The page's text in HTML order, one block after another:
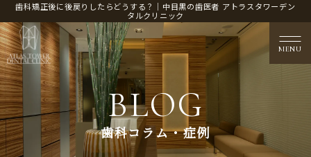
歯科矯正後に後戻りしたらどうする？｜中目黒の歯医者 アトラスタワーデン
タルクリニック
MENU
医院概要
CLINIC CONTENTS
BLOG
歯科コラム・症例